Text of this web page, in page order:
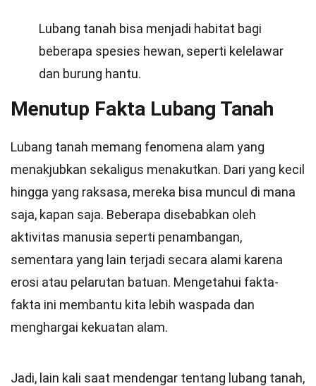
Lubang tanah bisa menjadi habitat bagi
beberapa spesies hewan, seperti kelelawar
dan burung hantu.
Menutup Fakta Lubang Tanah
Lubang tanah memang fenomena alam yang
menakjubkan sekaligus menakutkan. Dari yang kecil
hingga yang raksasa, mereka bisa muncul di mana
saja, kapan saja. Beberapa disebabkan oleh
aktivitas manusia seperti penambangan,
sementara yang lain terjadi secara alami karena
erosi atau pelarutan batuan. Mengetahui fakta-
fakta ini membantu kita lebih waspada dan
menghargai kekuatan alam.
Jadi, lain kali saat mendengar tentang lubang tanah,